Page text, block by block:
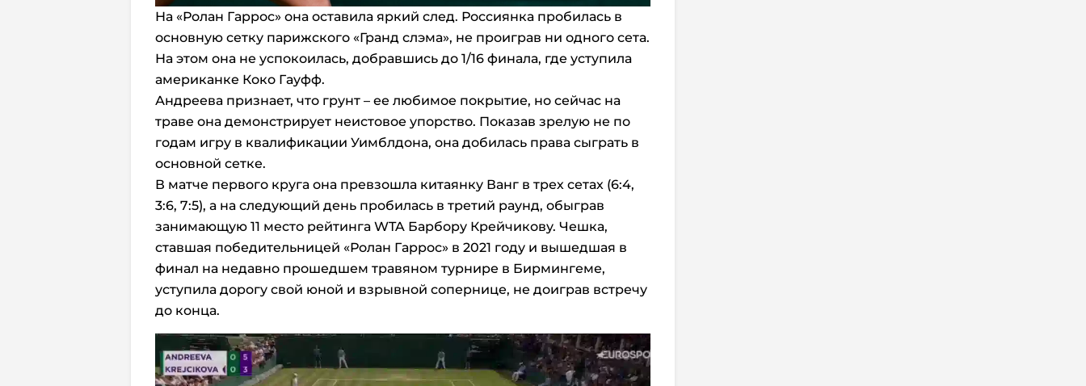
На «Ролан Гаррос» она оставила яркий след. Россиянка пробилась в
основную сетку парижского «Гранд слэма», не проиграв ни одного сета.
На этом она не успокоилась, добравшись до 1/16 финала, где уступила
американке Коко Гауфф.
Андреева признает, что грунт – ее любимое покрытие, но сейчас на
траве она демонстрирует неистовое упорство. Показав зрелую не по
годам игру в квалификации Уимблдона, она добилась права сыграть в
основной сетке.
В матче первого круга она превзошла китаянку Ванг в трех сетах (6:4,
3:6, 7:5), а на следующий день пробилась в третий раунд, обыграв
занимающую 11 место рейтинга WTA Барбору Крейчикову. Чешка,
ставшая победительницей «Ролан Гаррос» в 2021 году и вышедшая в
финал на недавно прошедшем травяном турнире в Бирмингеме,
уступила дорогу свой юной и взрывной сопернице, не доиграв встречу
до конца.